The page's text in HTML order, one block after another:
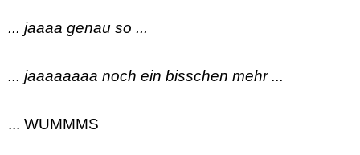
... jaaaa genau so ...
... jaaaaaaaa noch ein bisschen mehr ...
... WUMMMS